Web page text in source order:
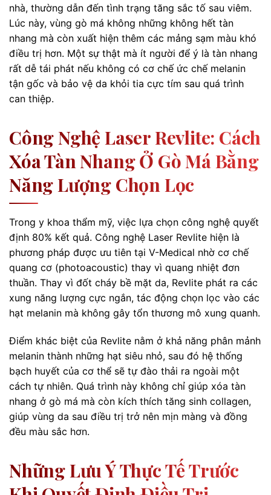
nhà, thường dẫn đến tình trạng tăng sắc tố sau viêm.
Lúc này, vùng gò má không những không hết tàn
nhang mà còn xuất hiện thêm các mảng sạm màu khó
điều trị hơn. Một sự thật mà ít người để ý là tàn nhang
rất dễ tái phát nếu không có cơ chế ức chế melanin
tận gốc và bảo vệ da khỏi tia cực tím sau quá trình
can thiệp.
Công Nghệ Laser Revlite: Cách
Xóa Tàn Nhang Ở Gò Má Bằng
Năng Lượng Chọn Lọc
Trong y khoa thẩm mỹ, việc lựa chọn công nghệ quyết
định 80% kết quả. Công nghệ Laser Revlite hiện là
phương pháp được ưu tiên tại V-Medical nhờ cơ chế
quang cơ (photoacoustic) thay vì quang nhiệt đơn
thuần. Thay vì đốt cháy bề mặt da, Revlite phát ra các
xung năng lượng cực ngắn, tác động chọn lọc vào các
hạt melanin mà không gây tổn thương mô xung quanh.
Điểm khác biệt của Revlite nằm ở khả năng phân mảnh
melanin thành những hạt siêu nhỏ, sau đó hệ thống
bạch huyết của cơ thể sẽ tự đào thải ra ngoài một
cách tự nhiên. Quá trình này không chỉ giúp xóa tàn
nhang ở gò má mà còn kích thích tăng sinh collagen,
giúp vùng da sau điều trị trở nên mịn màng và đồng
đều màu sắc hơn.
Những Lưu Ý Thực Tế Trước